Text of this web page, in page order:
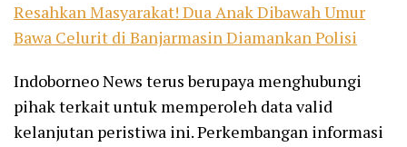
Resahkan Masyarakat! Dua Anak Dibawah Umur
Bawa Celurit di Banjarmasin Diamankan Polisi
Indoborneo News terus berupaya menghubungi
pihak terkait untuk memperoleh data valid
kelanjutan peristiwa ini. Perkembangan informasi